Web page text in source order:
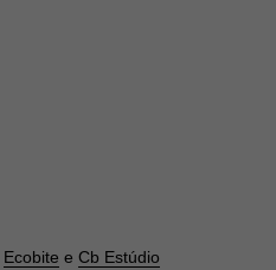
Ecobite e Cb Estúdio